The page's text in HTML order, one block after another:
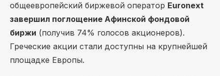
общеевропейский биржевой оператор Euronext
завершил поглощение Афинской фондовой
биржи (получив 74% голосов акционеров).
Греческие акции стали доступны на крупнейшей
площадке Европы.